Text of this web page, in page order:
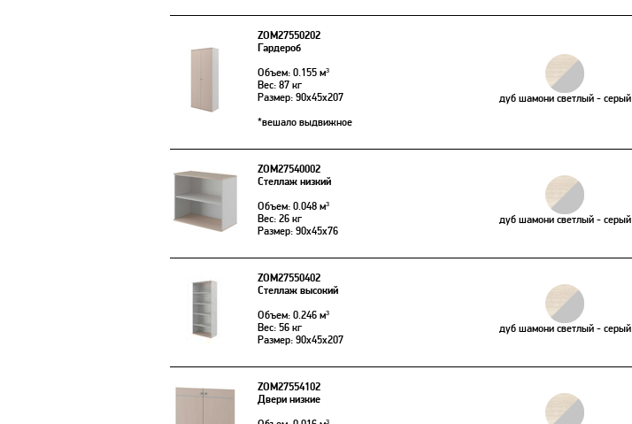
ZOM27550202
Гардероб
Объем: 0.155 м³
Вес: 87 кг
Размер: 90x45x207
*вешало выдвижное
дуб шамони светлый - серый
ZOM27540002
Стеллаж низкий
Объем: 0.048 м³
Вес: 26 кг
Размер: 90x45x76
дуб шамони светлый - серый
ZOM27550402
Стеллаж высокий
Объем: 0.246 м³
Вес: 56 кг
Размер: 90x45x207
дуб шамони светлый - серый
ZOM27554102
Двери низкие